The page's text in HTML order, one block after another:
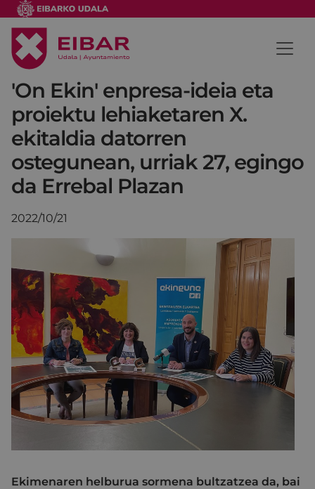
'On Ekin' enpresa-ideia eta
proiektu lehiaketaren X.
ekitaldia datorren
ostegunean, urriak 27, egingo
da Errebal Plazan
2022/10/21
Ekimenaren helburua sormena bultzatzea da, bai